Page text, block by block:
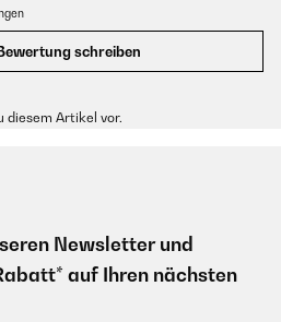
schreiben
diesem Artikel vor.
Newsletter und
auf Ihren nächsten